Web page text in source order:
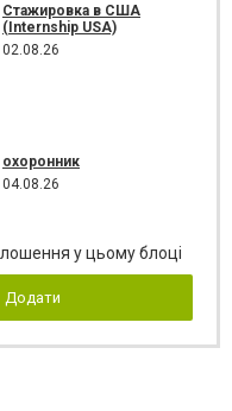
Стажировка в США
(Internship USA)
02.08.26
охоронник
04.08.26
у цьому блоці
Додати